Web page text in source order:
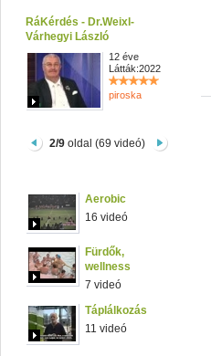
RáKérdés - Dr.Weixl-
Várhegyi László
12 éve
Látták:2022
piroska
2/9oldal (69 videó)
Aerobic
16 videó
Fürdők,
wellness
7 videó
Táplálkozás
11 videó